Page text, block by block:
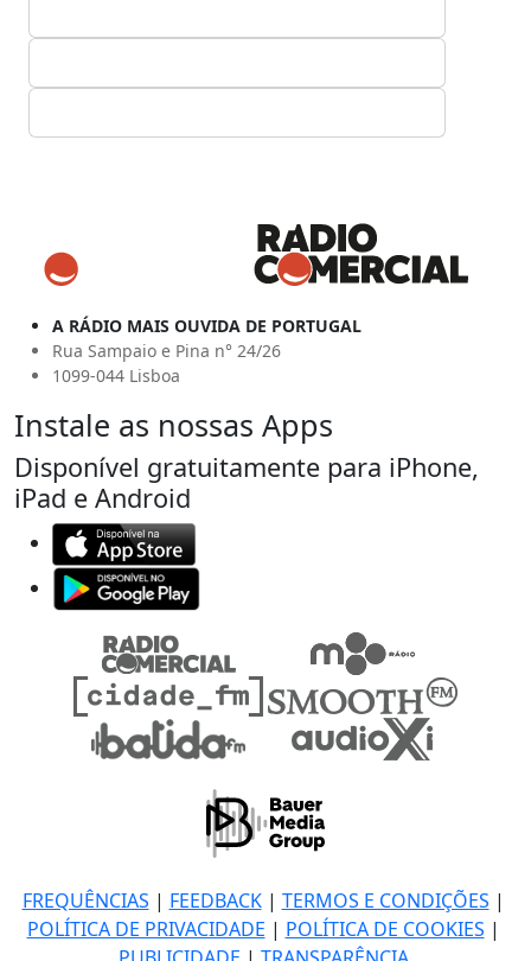
A RÁDIO MAIS OUVIDA DE PORTUGAL
Rua Sampaio e Pina n° 24/26
1099-044 Lisboa
Instale as nossas Apps
Disponível gratuitamente para iPhone,
iPad e Android
FREQUÊNCIAS | FEEDBACK| TERMOS E CONDIÇÕES |
POLÍTICA DE PRIVACIDADE | POLÍTICA DE COOKIES |